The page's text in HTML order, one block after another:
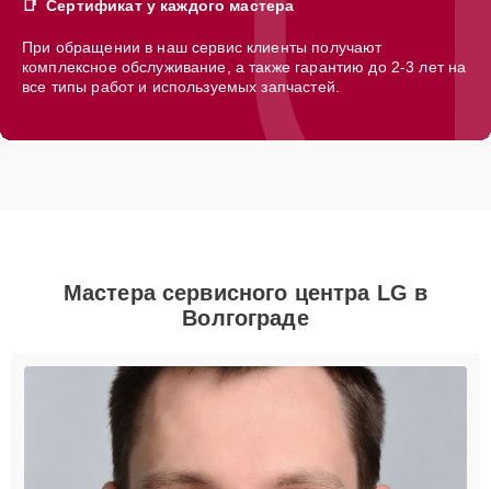
Сертификат у каждого мастера
При обращении в наш сервис клиенты получают
комплексное обслуживание, а также гарантию до 2-3 лет на
все типы работ и используемых запчастей.
Мастера сервисного центра LG в
Волгограде